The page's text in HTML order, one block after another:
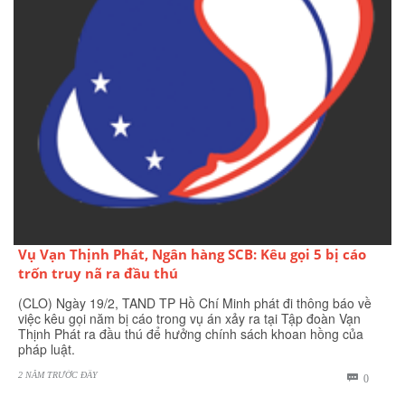
Vụ Vạn Thịnh Phát, Ngân hàng SCB: Kêu gọi 5 bị cáo
trốn truy nã ra đầu thú
(CLO) Ngày 19/2, TAND TP Hồ Chí Minh phát đi thông báo về
việc kêu gọi năm bị cáo trong vụ án xảy ra tại Tập đoàn Vạn
Thịnh Phát ra đầu thú để hưởng chính sách khoan hồng của
pháp luật.
2 NĂM TRƯỚC ĐÂY  0BÌNH